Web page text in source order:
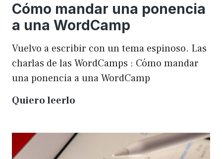
Cómo mandar una ponencia
a una WordCamp
Vuelvo a escribir con un tema espinoso. Las
charlas de las WordCamps : Cómo mandar
una ponencia a una WordCamp
Quiero leerlo
una